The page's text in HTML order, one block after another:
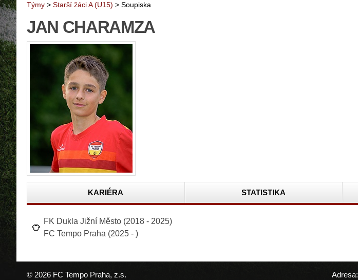
Týmy > Starší žáci A (U15) > Soupiska
JAN CHARAMZA
KARIÉRA STATISTIKA
FK Dukla Jižní Město (2018 - 2025)
FC Tempo Praha (2025 - )
© 2026 FC Tempo Praha, z.s. Adresa: